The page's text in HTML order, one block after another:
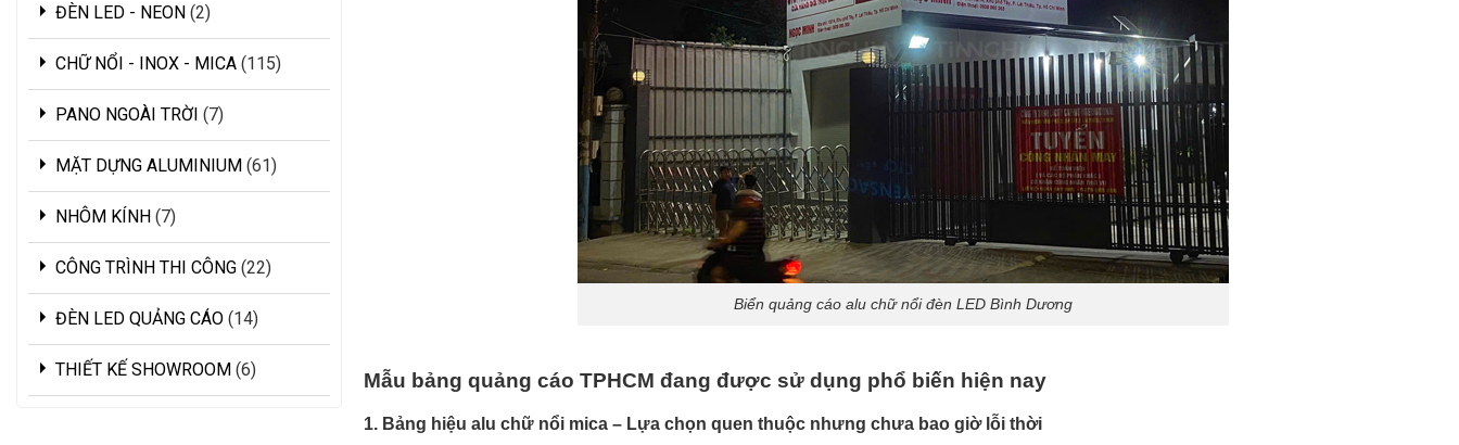
Biển quảng cáo alu chữ nổi đèn LED Bình Dương
Mẫu bảng quảng cáo TPHCM đang được sử dụng phổ biến hiện nay
1. Bảng hiệu alu chữ nổi mica – Lựa chọn quen thuộc nhưng chưa bao giờ lỗi thời
ĐÈN LED - NEON 2
CHỮ NỔI - INOX - MICA 115
PANO NGOÀI TRỜI 7
MẶT DỰNG ALUMINIUM 61
NHÔM KÍNH 7
CÔNG TRÌNH THI CÔNG 22
ĐÈN LED QUẢNG CÁO 14
THIẾT KẾ SHOWROOM 6